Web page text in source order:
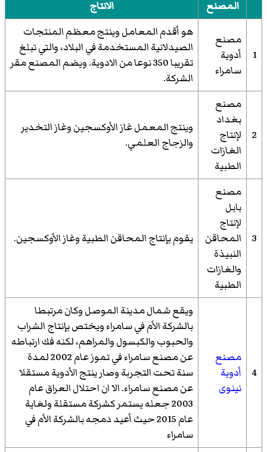
المصنع الانتاج
1
مصنع
أدوية
سامراء
هو أقدم المعامل وينتج معظم المنتجات
الصيدلانية المستخدمة في البلاد، والتي تبلغ
تقريبا 350 نوعا من الادوية. ويضم المصنع مقر
الشركة.
2
مصنع
بغداد
لإنتاج
الغازات
الطبية
وينتج المعمل غاز الأوكسجين وغاز التخدير
والزجاج العلمي.
3
مصنع
بابل
لإنتاج
المحاقن
النبيذة
والغازات
الطبية
يقوم بإنتاج المحاقن الطبية وغاز الأوكسجين.
4
مصنع
أدوية
نينوى
ويقع شمال مدينة الموصل وكان مرتبطا
بالشركة الأم في سامراء ويختص بإنتاج الشراب
والحبوب والكبسول والمراهم، لكنه فك ارتباطه
عن مصنع سامراء في تموز عام 2002 لمدة
سنة تحت التجربة وصار ينتج الأدوية مستقلا
عن مصنع سامراء. الا ان احتلال العراق عام
2003 جعله يستمر كشركة مستقلة ولغاية
عام 2015 حيث أعيد دمجه بالشركة الأم في
سامراء